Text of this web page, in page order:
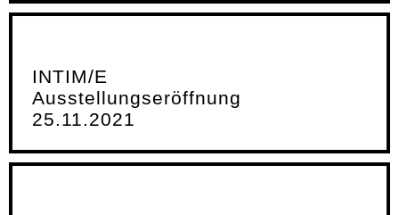
INTIM/E
Ausstellungseröffnung
25.11.2021